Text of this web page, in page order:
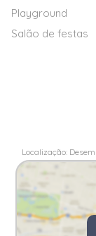
Playground
Salão de festas
Localização: